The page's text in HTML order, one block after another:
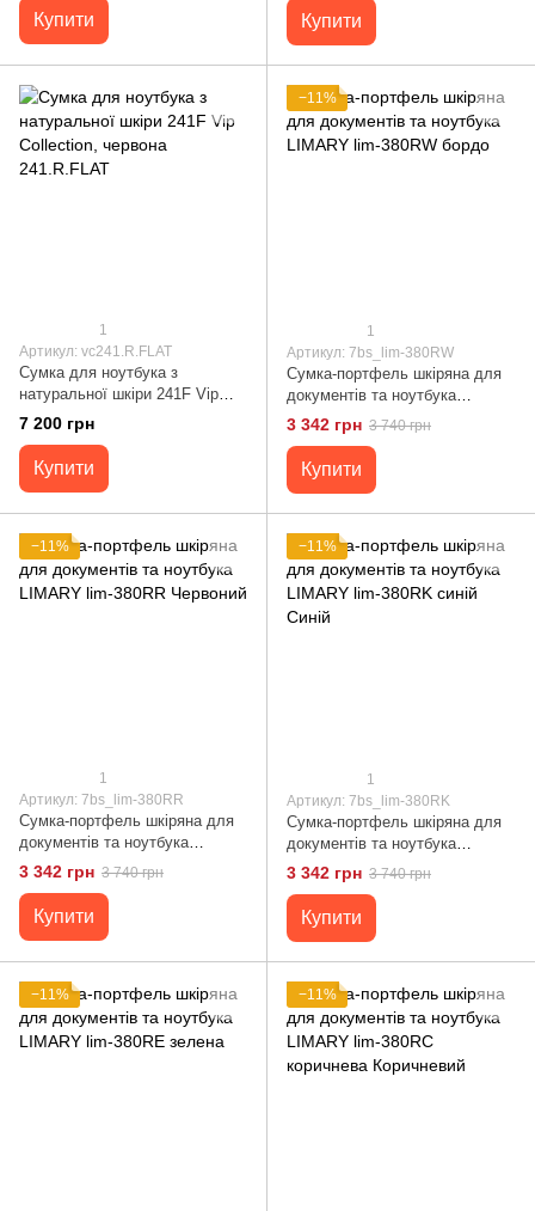
Купити Купити
1
Артикул: vc241.R.FLAT
Сумка для ноутбука з
натуральної шкіри 241F Vip
Collection, червона 241.R.FLAT
7 200 грн
Купити
−11%
1
Артикул: 7bs_lim-380RW
Сумка-портфель шкіряна для
документів та ноутбука
LIMARY lim-380RW бордо
3 342 грн 3 740 грн
Купити
−11%
1
Артикул: 7bs_lim-380RR
Сумка-портфель шкіряна для
документів та ноутбука
LIMARY lim-380RR Червоний
3 342 грн 3 740 грн
Купити
−11%
1
Артикул: 7bs_lim-380RK
Сумка-портфель шкіряна для
документів та ноутбука
LIMARY lim-380RK синій Синій
3 342 грн 3 740 грн
Купити
−11% −11%